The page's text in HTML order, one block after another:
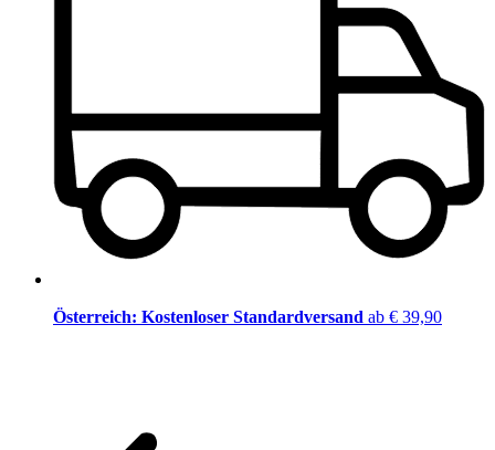
Österreich: Kostenloser Standardversand ab € 39,90